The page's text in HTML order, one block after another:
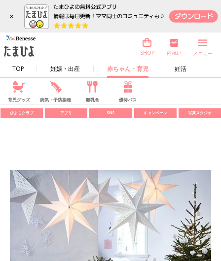
×
TOP 妊娠・出産 赤ちゃん・育児 妊活
SHOP 内祝い メニュー
育児グッズ 病気・予防接種 離乳食 優待パス
ひよこクラブ アプリ SNS キャンペーン 写真スタジオ